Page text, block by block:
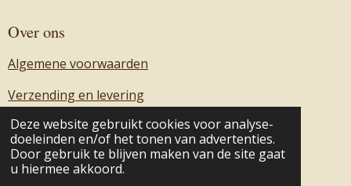
Deze website gebruikt cookies voor analyse-
doeleinden en/of het tonen van advertenties.
Door gebruik te blijven maken van de site gaat
u hiermee akkoord.
Over ons
Algemene voorwaarden
Verzending en levering
Over ons
Contact